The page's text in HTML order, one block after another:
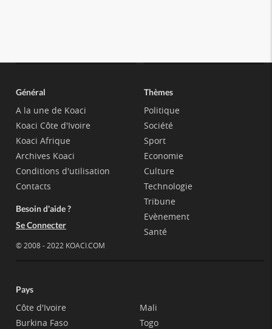
Général
A la une de Koaci
Koaci Côte d'Ivoire
Koaci Afrique
Archives Koaci
Conditions d'utilisation
Contacts
Besoin d'aide ?
Se Connecter
© 2008 - 2022 KOACI.COM
Thèmes
Politique
Société
Sport
Economie
Culture
Technologie
Tribune
Evènement
Santé
Pays
Côte d'Ivoire
Burkina Faso
Mali
Togo